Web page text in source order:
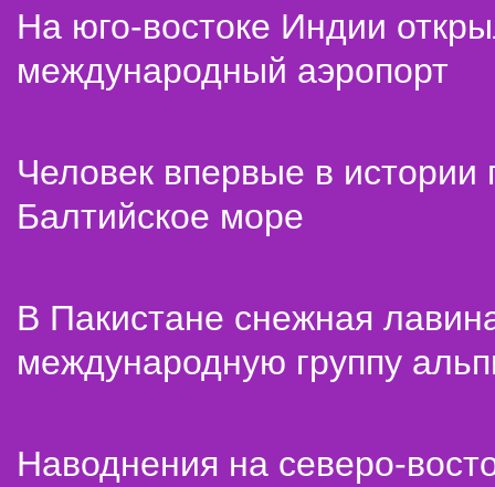
На юго-востоке Индии
международный аэропорт
Человек впервые в истории
Балтийское море
В Пакистане снежная
международную группу
Наводнения на северо-